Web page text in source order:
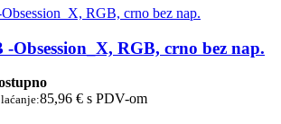
Obsession_X, RGB, crno bez nap.
85,96 € s PDV-om